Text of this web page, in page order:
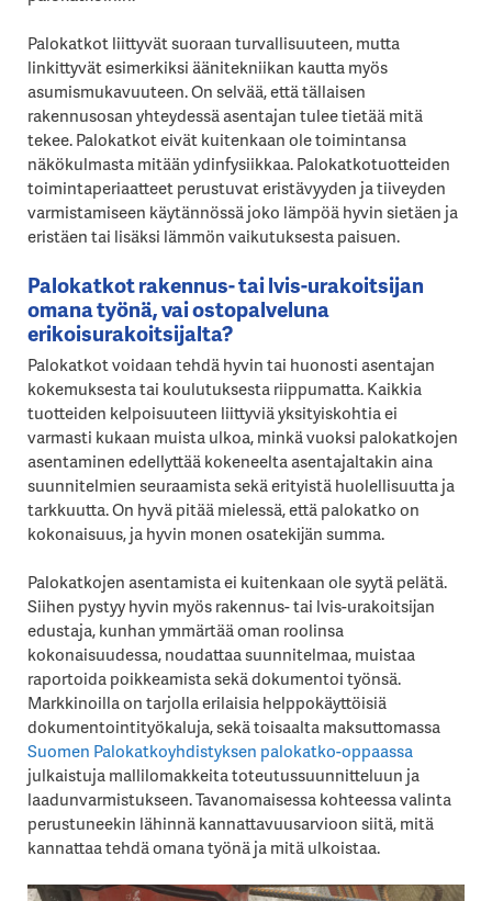
Palokatkot liittyvät suoraan turvallisuuteen, mutta
linkittyvät esimerkiksi äänitekniikan kautta myös
asumismukavuuteen. On selvää, että tällaisen
rakennusosan yhteydessä asentajan tulee tietää mitä
tekee. Palokatkot eivät kuitenkaan ole toimintansa
näkökulmasta mitään ydinfysiikkaa. Palokatkotuotteiden
toimintaperiaatteet perustuvat eristävyyden ja tiiveyden
varmistamiseen käytännössä joko lämpöä hyvin sietäen ja
eristäen tai lisäksi lämmön vaikutuksesta paisuen.
Palokatkot rakennus- tai lvis-urakoitsijan
omana työnä, vai ostopalveluna
erikoisurakoitsijalta?
Palokatkot voidaan tehdä hyvin tai huonosti asentajan
kokemuksesta tai koulutuksesta riippumatta. Kaikkia
tuotteiden kelpoisuuteen liittyviä yksityiskohtia ei
varmasti kukaan muista ulkoa, minkä vuoksi palokatkojen
asentaminen edellyttää kokeneelta asentajaltakin aina
suunnitelmien seuraamista sekä erityistä huolellisuutta ja
tarkkuutta. On hyvä pitää mielessä, että palokatko on
kokonaisuus, ja hyvin monen osatekijän summa.
Palokatkojen asentamista ei kuitenkaan ole syytä pelätä.
Siihen pystyy hyvin myös rakennus- tai lvis-urakoitsijan
edustaja, kunhan ymmärtää oman roolinsa
kokonaisuudessa, noudattaa suunnitelmaa, muistaa
raportoida poikkeamista sekä dokumentoi työnsä.
Markkinoilla on tarjolla erilaisia helppokäyttöisiä
dokumentointityökaluja, sekä toisaalta maksuttomassa
Suomen Palokatkoyhdistyksen palokatko-oppaassa
julkaistuja mallilomakkeita toteutussuunnitteluun ja
laadunvarmistukseen. Tavanomaisessa kohteessa valinta
perustuneekin lähinnä kannattavuusarvioon siitä, mitä
kannattaa tehdä omana työnä ja mitä ulkoistaa.